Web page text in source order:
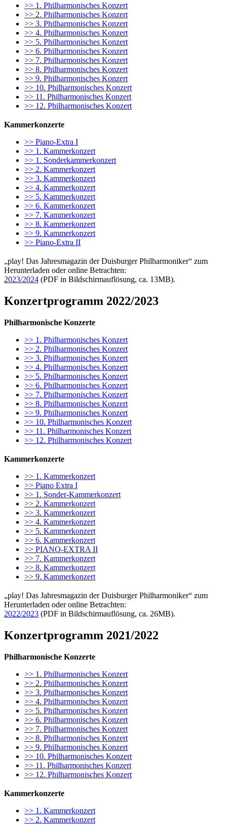
>> 1. Philharmonisches Konzert
>> 2. Philharmonisches Konzert
>> 3. Philharmonisches Konzert
>> 4. Philharmonisches Konzert
>> 5. Philharmonisches Konzert
>> 6. Philharmonisches Konzert
>> 7. Philharmonisches Konzert
>> 8. Philharmonisches Konzert
>> 9. Philharmonisches Konzert
>> 10. Philharmonisches Konzert
>> 11. Philharmonisches Konzert
>> 12. Philharmonisches Konzert
Kammerkonzerte
>> Piano-Extra I
>> 1. Kammerkonzert
>> 1. Sonderkammerkonzert
>> 2. Kammerkonzert
>> 3. Kammerkonzert
>> 4. Kammerkonzert
>> 5. Kammerkonzert
>> 6. Kammerkonzert
>> 7. Kammerkonzert
>> 8. Kammerkonzert
>> 9. Kammerkonzert
>> Piano-Extra II
„play! Das Jahresmagazin der Duisburger Philharmoniker“ zum
Herunterladen oder online Betrachten:
2023/2024 (PDF in Bildschirmauflösung, ca. 13MB).
Konzertprogramm 2022/2023
Philharmonische Konzerte
>> 1. Philharmonisches Konzert
>> 2. Philharmonisches Konzert
>> 3. Philharmonisches Konzert
>> 4. Philharmonisches Konzert
>> 5. Philharmonisches Konzert
>> 6. Philharmonisches Konzert
>> 7. Philharmonisches Konzert
>> 8. Philharmonisches Konzert
>> 9. Philharmonisches Konzert
>> 10. Philharmonisches Konzert
>> 11. Philharmonisches Konzert
>> 12. Philharmonisches Konzert
Kammerkonzerte
>> 1. Kammerkonzert
>> Piano Extra I
>> 1. Sonder-Kammerkonzert
>> 2. Kammerkonzert
>> 3. Kammerkonzert
>> 4. Kammerkonzert
>> 5. Kammerkonzert
>> 6. Kammerkonzert
>> PIANO-EXTRA II
>> 7. Kammerkonzert
>> 8. Kammerkonzert
>> 9. Kammerkonzert
„play! Das Jahresmagazin der Duisburger Philharmoniker“ zum
Herunterladen oder online Betrachten:
2022/2023 (PDF in Bildschirmauflösung, ca. 26MB).
Konzertprogramm 2021/2022
Philharmonische Konzerte
>> 1. Philharmonisches Konzert
>> 2. Philharmonisches Konzert
>> 3. Philharmonisches Konzert
>> 4. Philharmonisches Konzert
>> 5. Philharmonisches Konzert
>> 6. Philharmonisches Konzert
>> 7. Philharmonisches Konzert
>> 8. Philharmonisches Konzert
>> 9. Philharmonisches Konzert
>> 10. Philharmonisches Konzert
>> 11. Philharmonisches Konzert
>> 12. Philharmonisches Konzert
Kammerkonzerte
>> 1. Kammerkonzert
>> 2. Kammerkonzert